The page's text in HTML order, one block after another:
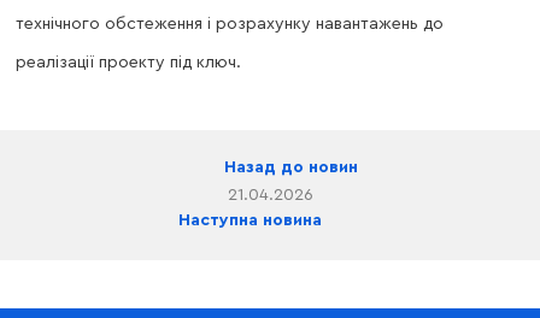
технічного обстеження і розрахунку навантажень до
реалізації проекту під ключ.
Назад до новин
21.04.2026
Наступна новина